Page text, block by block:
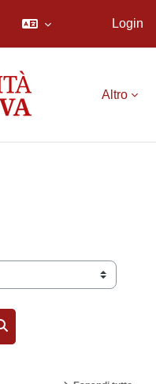
Login
Altro
Cerca corsi